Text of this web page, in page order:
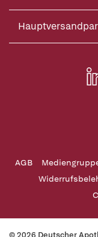
AGB
© 2026 Deutscher